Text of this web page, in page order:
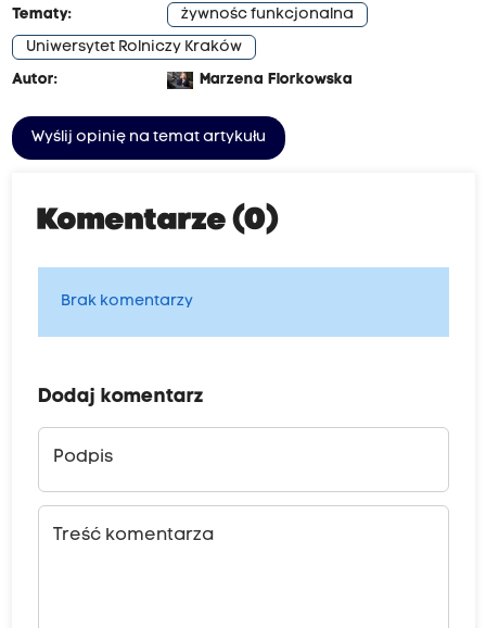
Tematy:
żywnośc funkcjonalna
Uniwersytet Rolniczy Kraków
Autor:
Marzena Florkowska
Wyślij opinię na temat artykułu
Komentarze (0)
Brak komentarzy
Dodaj komentarz
Podpis
Treść komentarza